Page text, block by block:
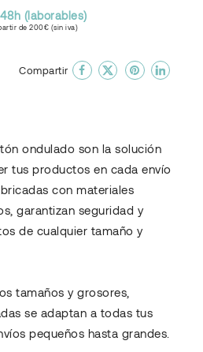
(laborables)
de 200€ (sin iva)
Compartir
ondulado son la solución
tus productos en cada envío
con materiales
garantizan seguridad y
de cualquier tamaño y
tamaños y grosores,
se adaptan a todas tus
pequeños hasta grandes.